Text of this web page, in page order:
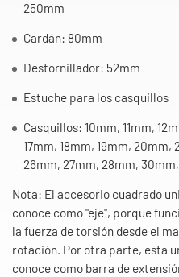
250mm
Cardán: 80mm
Destornillador: 52mm
Estuche para los casquillos
Casquillos: 10mm, 11mm,
17mm, 18mm, 19mm,
26mm, 27mm, 28mm,
Nota: El accesorio cuadrado
conoce como "eje", porque
la fuerza de torsión desde el
rotación. Por otra parte, esta
conoce como barra de